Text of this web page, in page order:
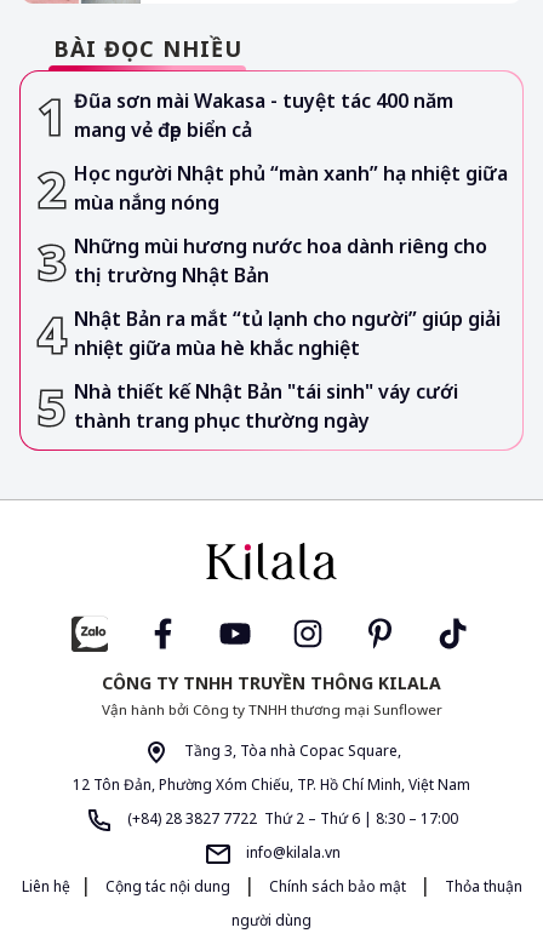
BÀI ĐỌC NHIỀU
Đũa sơn mài Wakasa - tuyệt tác 400 năm
mang vẻ đẹp biển cả
Học người Nhật phủ “màn xanh” hạ nhiệt giữa
mùa nắng nóng
Những mùi hương nước hoa dành riêng cho
thị trường Nhật Bản
Nhật Bản ra mắt “tủ lạnh cho người” giúp giải
nhiệt giữa mùa hè khắc nghiệt
Nhà thiết kế Nhật Bản "tái sinh" váy cưới
thành trang phục thường ngày
CÔNG TY TNHH TRUYỀN THÔNG KILALA
Vận hành bởi Công ty TNHH thương mại Sunflower
Tầng 3, Tòa nhà Copac Square,
12 Tôn Đản, Phường Xóm Chiếu, TP. Hồ Chí Minh, Việt Nam
(+84) 28 3827 7722 Thứ 2 – Thứ 6 | 8:30 – 17:00
info@kilala.vn
Liên hệ
| Cộng tác nội dung | Chính sách bảo mật |
Thỏa thuận
người dùng